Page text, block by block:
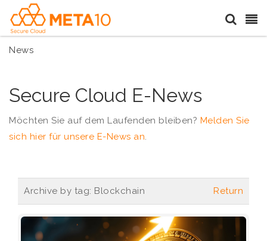
News
Secure Cloud E-News
Möchten Sie auf dem Laufenden bleiben? Melden Sie
sich hier für unsere E-News an.
Archive by tag: Blockchain Return